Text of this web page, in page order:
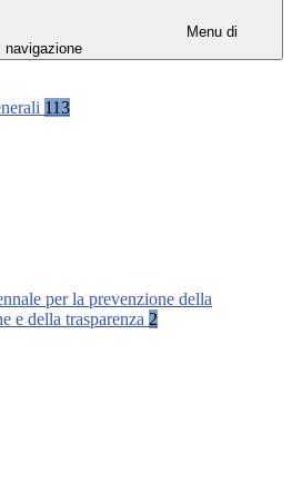
Menu di
navigazione
113
per la prevenzione della
e della trasparenza 2